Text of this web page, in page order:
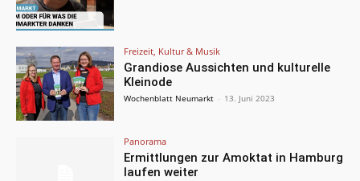
Freizeit, Kultur & Musik
Grandiose Aussichten und kulturelle
Kleinode
Wochenblatt Neumarkt - 13. Juni 2023
Panorama
Ermittlungen zur Amoktat in Hamburg
laufen weiter